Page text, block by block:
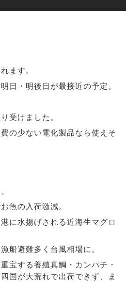
ます。
日・明後日が最接近の予定。
受けました。
の少ない電化製品なら使えそ
魚の入荷激減。
に水揚げされる近海生マグロ
船避難多く台風相場に。
宝する養殖真鯛・カンパチ・
国が大荒れで出荷できず、ま